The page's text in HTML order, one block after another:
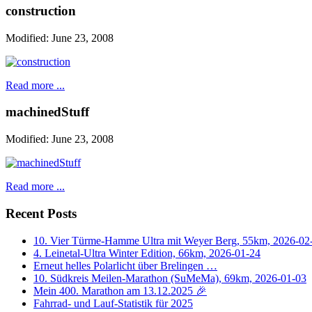
construction
Modified: June 23, 2008
Read more ...
machinedStuff
Modified: June 23, 2008
Read more ...
Recent Posts
10. Vier Türme-Hamme Ultra mit Weyer Berg, 55km, 2026-
4. Leinetal-Ultra Winter Edition, 66km, 2026-01-24
Erneut helles Polarlicht über Brelingen …
10. Südkreis Meilen-Marathon (SuMeMa), 69km, 2026-01-03
Mein 400. Marathon am 13.12.2025 🎉
Fahrrad- und Lauf-Statistik für 2025